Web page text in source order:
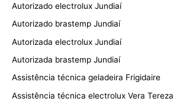
Autorizado electrolux Jundiaí
Autorizado brastemp Jundiaí
Autorizada electrolux Jundiaí
Autorizada brastemp Jundiaí
Assistência técnica geladeira Frigidaire
Assistência técnica electrolux Vera Tereza